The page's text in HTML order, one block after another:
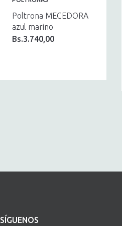
Poltrona MECEDORA
azul marino
Bs.3.740,00
SÍGUENOS